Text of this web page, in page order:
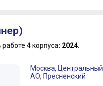
работе 4 корпуса: 2024.
Москва, Центральный
АО, Пресненский